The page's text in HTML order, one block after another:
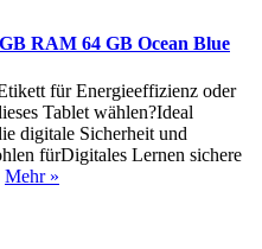
RAM 64 GB Ocean Blue
für Energieeffizienz oder
Tablet wählen?Ideal
digitale Sicherheit und
fürDigitales Lernen sichere
Mehr »